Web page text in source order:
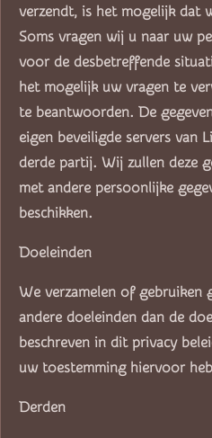
verzendt, is het mogelijk dat
Soms vragen wij u naar uw
voor de desbetreffende
het mogelijk uw vragen te
te beantwoorden. De
eigen beveiligde servers van
derde partij. Wij zullen deze
met andere persoonlijke
beschikken.
Doeleinden
We verzamelen of gebruiken
andere doeleinden dan de
beschreven in dit privacy
uw toestemming hiervoor
Derden